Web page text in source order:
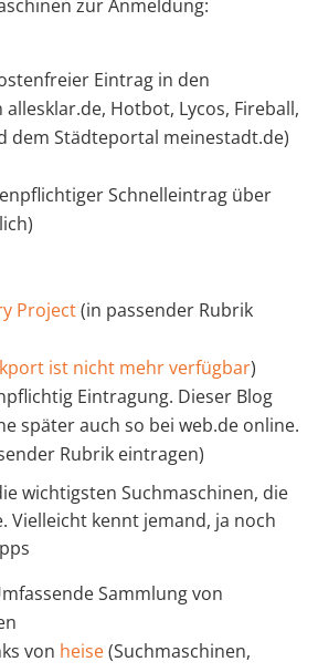
zur Anmeldung:
Eintrag in den
Hotbot, Lycos, Fireball,
dem Städteportal meinestadt.de)
Schnelleintrag über
Project(in passender Rubrik
ist nicht mehr verfügbar)
Eintragung. Dieser Blog
später auch so bei web.de online.
Rubrik eintragen)
wichtigsten Suchmaschinen, die
Vielleicht kennt jemand, ja noch
Sammlung von
von heise(Suchmaschinen,